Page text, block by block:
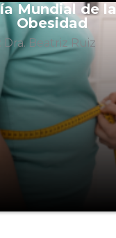
Mundial de la
Obesidad
Dra. Beatriz Ruiz